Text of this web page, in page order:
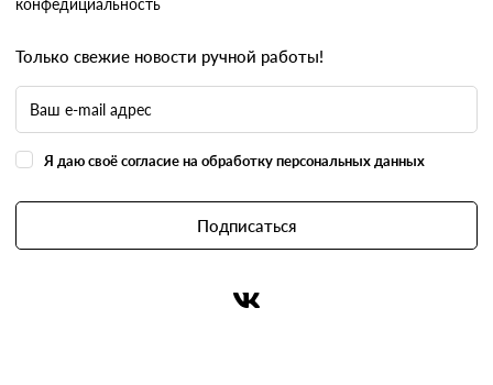
конфедициальность
Только свежие новости ручной работы!
Я даю своё согласие на обработку персональных данных
Подписаться